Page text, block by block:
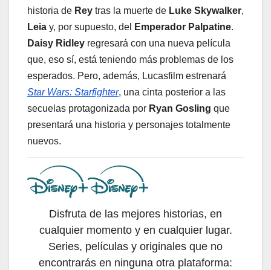
historia de Rey tras la muerte de Luke Skywalker,
Leia y, por supuesto, del Emperador Palpatine.
Daisy Ridley regresará con una nueva película
que, eso sí, está teniendo más problemas de los
esperados. Pero, además, Lucasfilm estrenará
Star Wars: Starfighter, una cinta posterior a las
secuelas protagonizada por Ryan Gosling que
presentará una historia y personajes totalmente
nuevos.
Disfruta de las mejores historias, en
cualquier momento y en cualquier lugar.
Series, películas y originales que no
encontrarás en ninguna otra plataforma: